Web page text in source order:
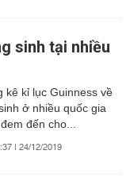
sinh tại nhiều
kê kỉ lục Guinness về
ở nhiều quốc gia
đến cho...
| 24/12/2019